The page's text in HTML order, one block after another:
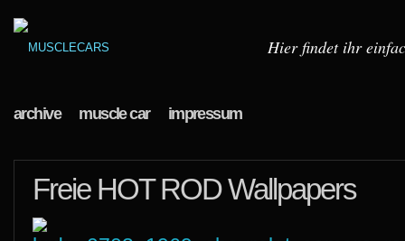
Hier findet ihr
archive muscle car impressum
Freie HOT ROD Wallpapers